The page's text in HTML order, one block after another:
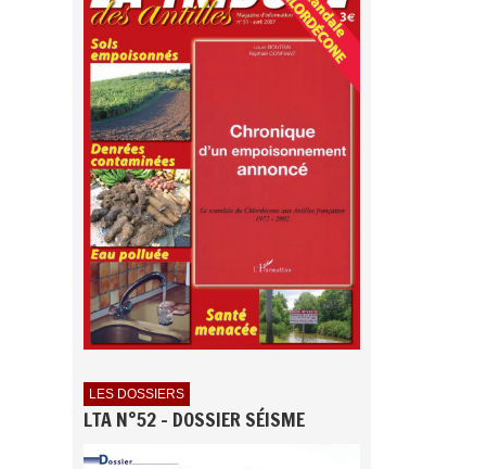
LES DOSSIERS
LTA N°52 - DOSSIER SÉISME